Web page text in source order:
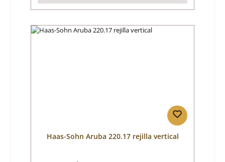
Haas-Sohn Aruba 220.17 rejilla vertical